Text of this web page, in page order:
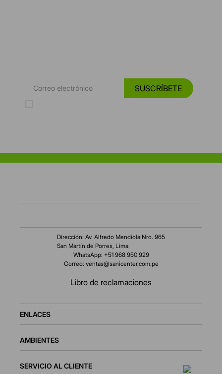
SUSCRÍBETE
Dirección: Av. Alfredo Mendiola Nro. 965
San Martín de Porres, Lima
WhatsApp: +51 968 950 929
Correo: ventas@sanicenter.com.pe
Libro de reclamaciones
ENLACES
AMBIENTES
SERVICIO AL CLIENTE